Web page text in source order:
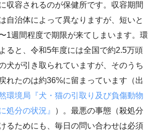
収容されるのが保健所です。収容期間
自治体によって異なりますが、短いと
1週間程度で期限が来てしまいます。環
ると、令和5年度には全国で約2.5万頭
犬が引き取られていますが、そのうち
れたのは約36%に留まっています（出
環境局『犬・猫の引取り及び負傷動物
処分の状況』
）。最悪の事態（殺処分
るためにも、毎日の問い合わせは必須